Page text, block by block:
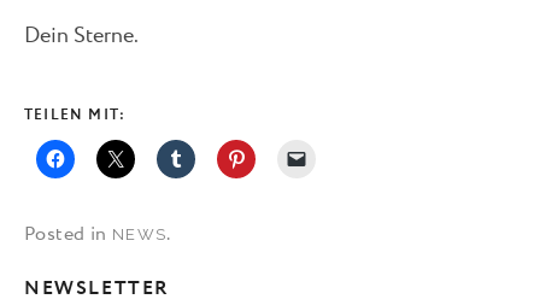
Dein Sterne.
TEILEN MIT:
Posted in NEWS.
NEWSLETTER